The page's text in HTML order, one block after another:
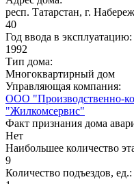
респ. Татарстан, г.
40
Год ввода в эксплуатацию:
1992
Тип дома:
Многоквартирный дом
Управляющая компания:
ООО "Производственно-
"Жилкомсервис"
Факт признания дома
Нет
Наибольшее количество
9
Количество подъездов, ед.: